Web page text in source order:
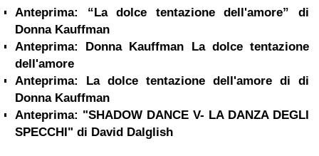
Anteprima: “La dolce tentazione dell'amore” di
Donna Kauffman
Anteprima: Donna Kauffman La dolce tentazione
dell'amore
Anteprima: La dolce tentazione dell'amore di di
Donna Kauffman
Anteprima: "SHADOW DANCE V- LA DANZA DEGLI
SPECCHI" di David Dalglish